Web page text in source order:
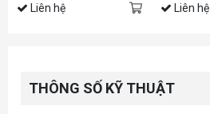
Liên hệ Liên hệ
THÔNG SỐ KỸ THUẬT